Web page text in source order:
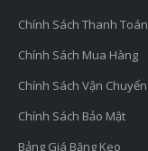
Chính Sách Thanh Toán
Chính Sách Mua Hàng
Chính Sách Vận Chuyển
Chính Sách Bảo Mật
Bảng Giá Băng Keo